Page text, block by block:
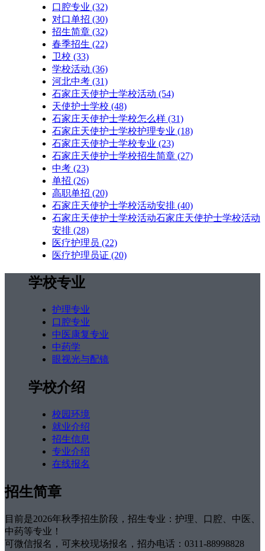
口腔专业 (32)
对口单招 (30)
招生简章 (32)
春季招生 (22)
卫校 (33)
学校活动 (36)
河北中考 (31)
石家庄天使护士学校活动 (54)
天使护士学校 (48)
石家庄天使护士学校怎么样 (31)
石家庄天使护士学校护理专业 (18)
石家庄天使护士学校专业 (23)
石家庄天使护士学校招生简章 (27)
中考 (23)
单招 (26)
高职单招 (20)
石家庄天使护士学校活动安排 (40)
石家庄天使护士学校活动石家庄天使护士学校活动
安排 (28)
医疗护理员 (22)
医疗护理员证 (20)
学校专业
护理专业
口腔专业
中医康复专业
中药学
眼视光与配镜
学校介绍
校园环境
就业介绍
招生信息
专业介绍
在线报名
招生简章
目前是2026年秋季招生阶段，招生专业：护理、口腔、中医、
中药等专业！
可微信报名，可来校现场报名，招办电话：0311-88998828